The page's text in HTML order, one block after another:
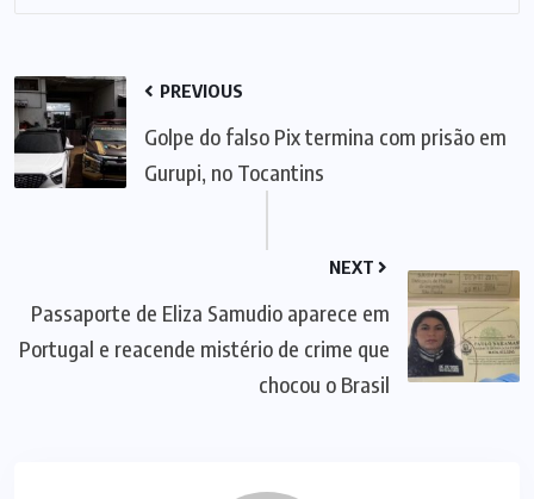
PREVIOUS
Golpe do falso Pix termina com prisão em
Gurupi, no Tocantins
NEXT
Passaporte de Eliza Samudio aparece em
Portugal e reacende mistério de crime que
chocou o Brasil